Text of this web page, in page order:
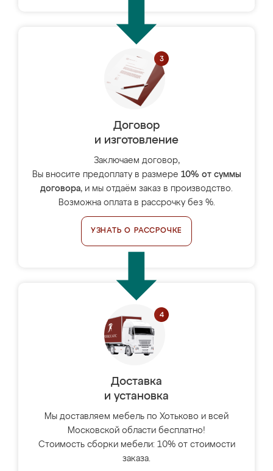
Договор
и изготовление
Заключаем договор,
Вы вносите предоплату в размере 10% от суммы
договора, и мы отдаём заказ в производство.
Возможна оплата в рассрочку без %.
УЗНАТЬ О РАССРОЧКЕ
Доставка
и установка
Мы доставляем мебель по Хотьково и всей
Московской области бесплатно!
Стоимость сборки мебели: 10% от стоимости
заказа.